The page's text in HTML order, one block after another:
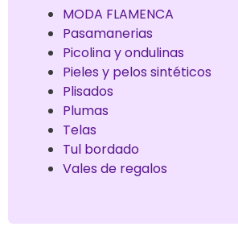
MODA FLAMENCA
Pasamanerias
Picolina y ondulinas
Pieles y pelos sintéticos
Plisados
Plumas
Telas
Tul bordado
Vales de regalos